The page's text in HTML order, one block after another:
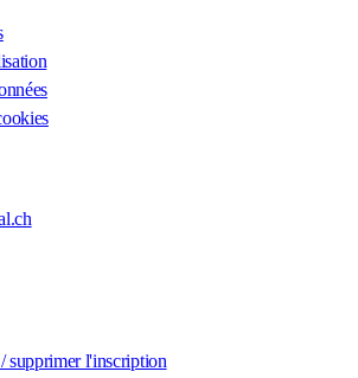
supprimer l'inscription